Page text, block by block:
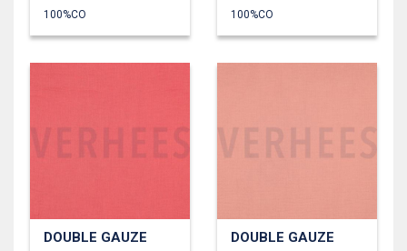
100%CO
100%CO
DOUBLE GAUZE DOUBLE GAUZE